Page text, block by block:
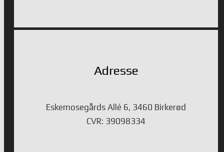
Adresse
Eskemosegårds Allé 6, 3460 Birkerød
CVR: 39098334